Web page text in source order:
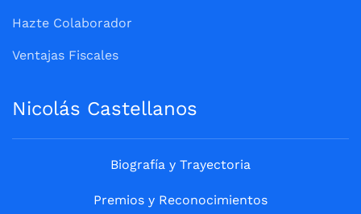
Hazte Colaborador
Ventajas Fiscales
Nicolás Castellanos
Biografía y Trayectoria
Premios y Reconocimientos